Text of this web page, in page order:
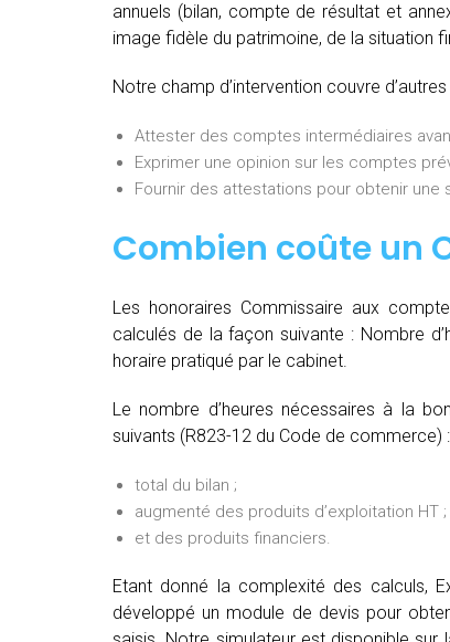
annuels (bilan, compte de résultat et
image fidèle du patrimoine, de la situation
Notre champ d’intervention couvre
Attester des comptes intermédiaires
Exprimer une opinion sur les comptes
Fournir des attestations pour obtenir une
Combien coûte un
Les honoraires Commissaire aux
calculés de la façon suivante : Nombre
horaire pratiqué par le cabinet.
Le nombre d’heures nécessaires à la
suivants (R823-12 du Code de commerce) :
total du bilan ;
augmenté des produits d’exploitation HT ;
et des produits financiers.
Etant donné la complexité des calculs,
développé un module de devis pour